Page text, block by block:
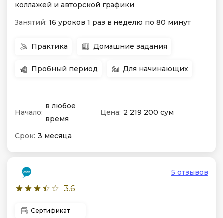
коллажей и авторской графики
Занятий: 16 уроков 1 раз в неделю по 80 минут
Практика Домашние задания
Пробный период Для начинающих
Начало:
в любое
время
Цена: 2 219 200 сум
Срок: 3 месяца
3.6
5 отзывов
Сертификат